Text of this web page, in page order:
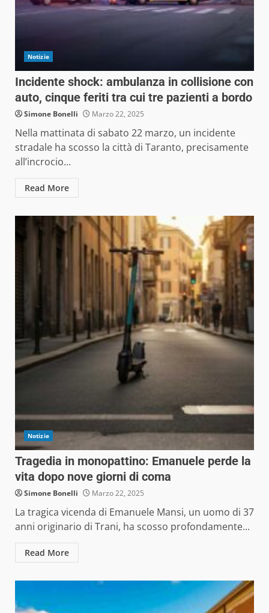
Notizie
Incidente shock: ambulanza in collisione con
auto, cinque feriti tra cui tre pazienti a bordo
Simone Bonelli Marzo 22, 2025
Nella mattinata di sabato 22 marzo, un incidente
stradale ha scosso la città di Taranto, precisamente
all’incrocio...
Read More
Notizie
Tragedia in monopattino: Emanuele perde la
vita dopo nove giorni di coma
Simone Bonelli Marzo 22, 2025
La tragica vicenda di Emanuele Mansi, un uomo di 37
anni originario di Trani, ha scosso profondamente...
Read More